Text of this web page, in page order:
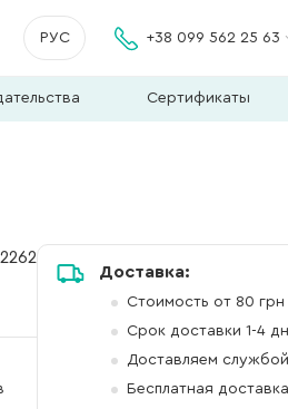
РУС +38 099 562 25 63
Сертификаты
Доставка:
Стоимость от 80 грн
Срок доставки 1-4
Доставляем
Бесплатная